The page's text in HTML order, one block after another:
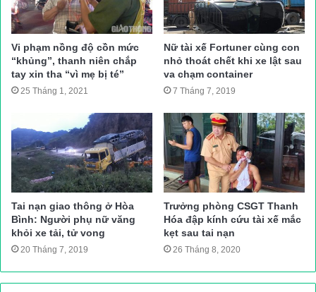
Công an huyện Lục Nam đang truy tìm tài xế và phương tiện
trên để xác minh làm rõ, xử lý vụ việc theo quy định.
Hồng Nguyên
Nguồn bài viết:
tai nạn giao thông Tin tức giao thông
Vi phạm nồng độ cồn mức
“khủng”, thanh niên chắp
tay xin tha “vì mẹ bị té”
25 Tháng 1, 2021
Nữ tài xế Fortuner cùng con
nhỏ thoát chết khi xe lật sau
va chạm container
7 Tháng 7, 2019
Tai nạn giao thông ở Hòa
Bình: Người phụ nữ văng
khỏi xe tải, tử vong
20 Tháng 7, 2019
Trưởng phòng CSGT Thanh
Hóa đập kính cứu tài xế mắc
kẹt sau tai nạn
26 Tháng 8, 2020